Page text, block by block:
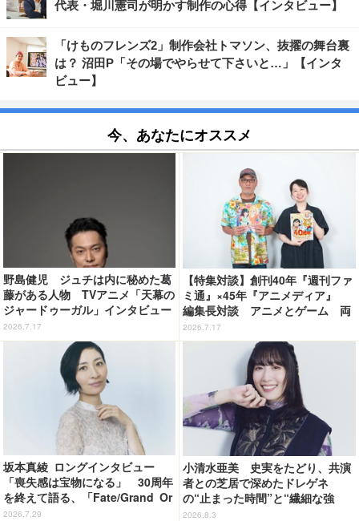
代表・堀川憲司が明かす制作の心得【インタビュー】
「けものフレンズ2」制作会社トマソン、抜擢の舞台裏
は？ 沼田P「その場でやらせて下さいと…」【インタ
ビュー】
今、あなたにオススメ
野島健児 ジュチは内に秘めた葛
藤がある人物 TVアニメ「天幕の
ジャードゥーガル」インタビュー
（６）
2026.7.17
【特集対談】創刊40年『週刊ファ
ミ通』×45年『アニメディア』
編集長対談 アニメとゲーム 両
誌の歩みが語る“雑誌の今”
2026.7.17
坂本真綾 ロングインタビュー
「喪失感は宝物になる」 30周年
を終えて語る、「Fate/Grand Or
der」11年の軌跡とベストアルバ
2026.7.29
小清水亜美 史実をたどり、共演
者との芝居で深めたドレゲネ
の“止まった時間”と“繊細な強
さ” TVアニメ「天幕のジャード
2026.8.3